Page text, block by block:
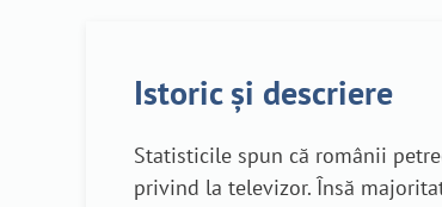
Istoric și descriere
Statisticile spun că românii
privind la televizor. Însă